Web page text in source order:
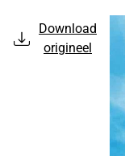
Download
origineel